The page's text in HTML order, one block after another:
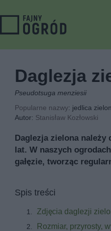
Daglezja
Pseudotsuga menziesii
Popularne nazwy: jedlica
Autor: Stanisław Kozłowski
Daglezja zielona należy
lat. W naszych
gałęzie, tworząc
Spis treści
Zdjęcia daglezji
Rozmiar, przyrosty,